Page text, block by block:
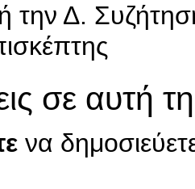
την Δ.
σε αυτή
να